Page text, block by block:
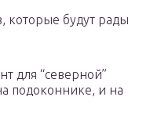
которые будут рады
для “северной”
подоконнике, и на